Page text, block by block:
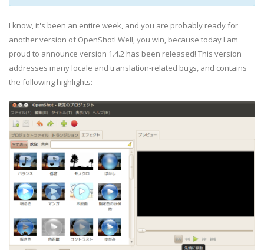
I know, it's been an entire week, and you are probably ready for
another version of OpenShot! Well, you win, because today I am
proud to announce version 1.4.2 has been released! This version
addresses many locale and translation-related bugs, and contains
the following highlights: